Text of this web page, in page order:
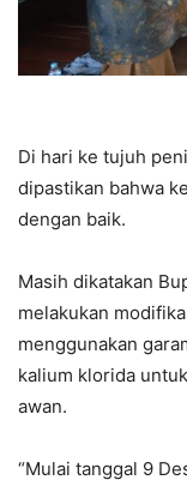
Di hari ke tujuh
dipastikan bahwa
dengan baik.
Masih dikatakan
melakukan
menggunakan
kalium klorida
awan.
“Mulai tanggal 9